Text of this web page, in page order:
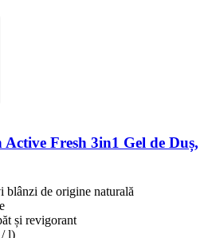
Fresh 3in1 Gel de Duș,
blânzi de origine naturală
și revigorant
l)